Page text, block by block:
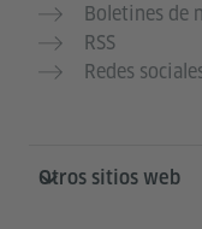
Boletines de
RSS
Redes
Otros sitios web